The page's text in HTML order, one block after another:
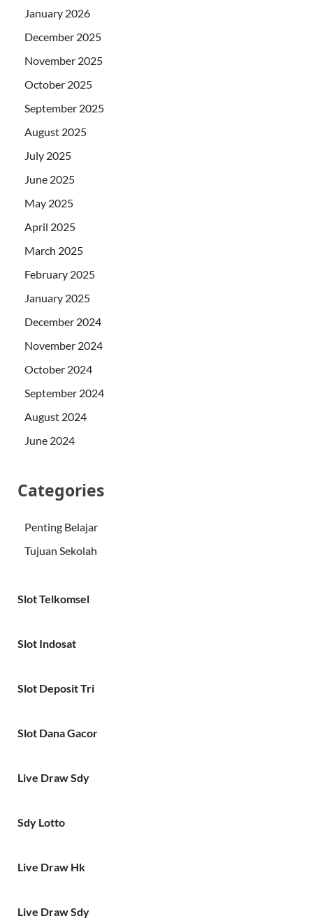
January 2026
December 2025
November 2025
October 2025
September 2025
August 2025
July 2025
June 2025
May 2025
April 2025
March 2025
February 2025
January 2025
December 2024
November 2024
October 2024
September 2024
August 2024
June 2024
Categories
Penting Belajar
Tujuan Sekolah
Slot Telkomsel
Slot Indosat
Slot Deposit Tri
Slot Dana Gacor
Live Draw Sdy
Sdy Lotto
Live Draw Hk
Live Draw Sdy